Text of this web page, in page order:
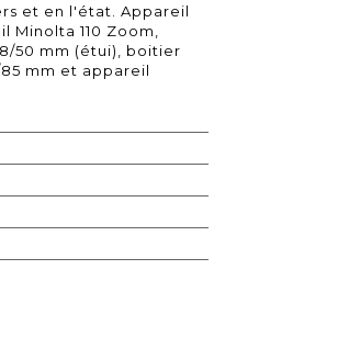
et en l'état. Appareil
Minolta 110 Zoom,
50 mm (étui), boitier
mm et appareil